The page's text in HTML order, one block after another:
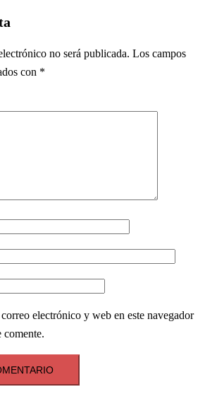
no será publicada. Los campos
con *
electrónico y web en este navegador
comente.